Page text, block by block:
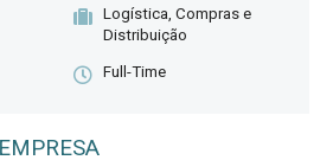
Logística, Compras e
Distribuição
Full-Time